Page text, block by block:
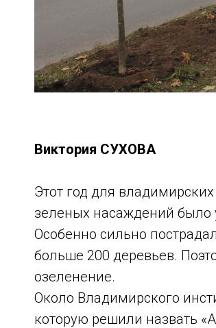
Виктория СУХОВА
Этот год для
зеленых насаждений было
Особенно сильно
больше 200 деревьев.
озеленение.
Около Владимирского
которую решили назвать